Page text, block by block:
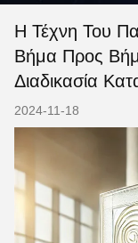
Η Τέχνη Του
Βήμα Προς
Διαδικασία
2024-11-18